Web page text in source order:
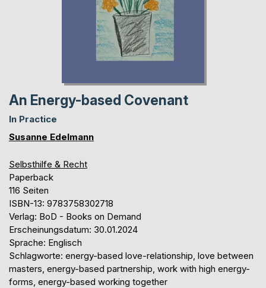
An Energy-based Covenant
In Practice
Susanne Edelmann
Selbsthilfe & Recht
Paperback
116 Seiten
ISBN-13: 9783758302718
Verlag: BoD - Books on Demand
Erscheinungsdatum: 30.01.2024
Sprache: Englisch
Schlagworte: energy-based love-relationship, love between
masters, energy-based partnership, work with high energy-
forms, energy-based working together